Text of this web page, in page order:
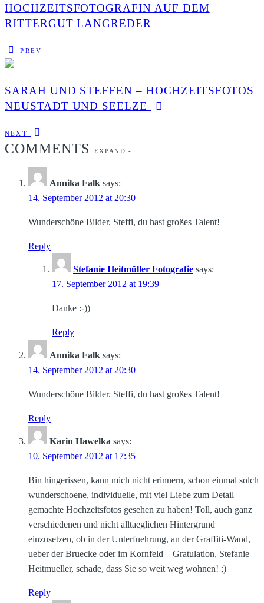
HOCHZEITSFOTOGRAFIN AUF DEM
RITTERGUT LANGREDER
PREV
SARAH UND STEFFEN – HOCHZEITSFOTOS
NEUSTADT UND SEELZE
NEXT
COMMENTS EXPAND -
Annika Falk says:
14. September 2012 at 20:30
Wunderschöne Bilder. Steffi, du hast großes Talent!
Reply
Stefanie Heitmüller Fotografie says:
17. September 2012 at 19:39
Danke :-))
Reply
Annika Falk says:
14. September 2012 at 20:30
Wunderschöne Bilder. Steffi, du hast großes Talent!
Reply
Karin Hawelka says:
10. September 2012 at 17:35
Bin hingerissen, kann mich nicht erinnern, schon einmal solch
wunderschoene, individuelle, mit viel Liebe zum Detail
gemachte Hochzeitsfotos gesehen zu haben! Toll, auch ganz
verschiedenen und nicht alltaeglichen Hintergrund
einzusetzen, ob in der Unterfuehrung, an der Graffiti-Wand,
ueber der Bruecke oder im Kornfeld – Gratulation, Stefanie
Heitmueller, schade, dass Sie so weit weg wohnen! ;)
Reply